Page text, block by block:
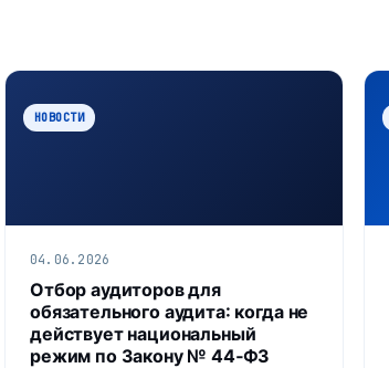
НОВОСТИ
04.06.2026
Отбор аудиторов для
обязательного аудита: когда не
действует национальный
режим по Закону № 44‑ФЗ